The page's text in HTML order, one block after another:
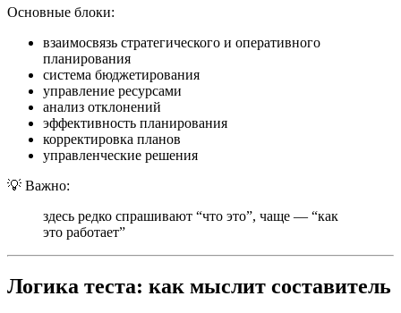
Основные блоки:
взаимосвязь стратегического и оперативного
планирования
система бюджетирования
управление ресурсами
анализ отклонений
эффективность планирования
корректировка планов
управленческие решения
💡 Важно:
здесь редко спрашивают “что это”, чаще — “как
это работает”
Логика теста: как мыслит составитель